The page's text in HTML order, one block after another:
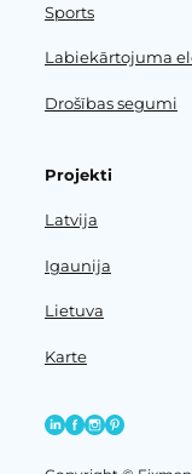
Sports
Labiekārtojuma
Drošības segumi
Projekti
Latvija
Igaunija
Lietuva
Karte